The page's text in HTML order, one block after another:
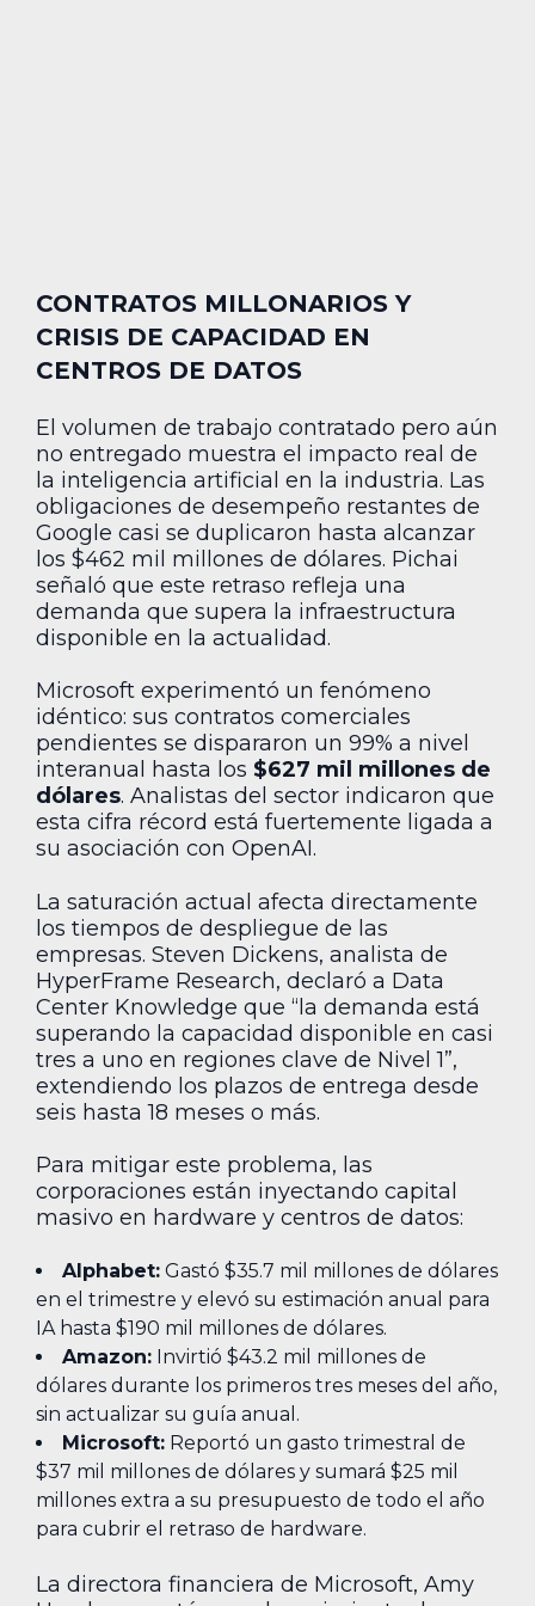
CONTRATOS MILLONARIOS Y
CRISIS DE CAPACIDAD EN
CENTROS DE DATOS
El volumen de trabajo contratado pero aún
no entregado muestra el impacto real de
la inteligencia artificial en la industria. Las
obligaciones de desempeño restantes de
Google casi se duplicaron hasta alcanzar
los $462 mil millones de dólares. Pichai
señaló que este retraso refleja una
demanda que supera la infraestructura
disponible en la actualidad.
Microsoft experimentó un fenómeno
idéntico: sus contratos comerciales
pendientes se dispararon un 99% a nivel
interanual hasta los $627 mil millones de
dólares. Analistas del sector indicaron que
esta cifra récord está fuertemente ligada a
su asociación con OpenAI.
La saturación actual afecta directamente
los tiempos de despliegue de las
empresas. Steven Dickens, analista de
HyperFrame Research, declaró a Data
Center Knowledge que “la demanda está
superando la capacidad disponible en casi
tres a uno en regiones clave de Nivel 1”,
extendiendo los plazos de entrega desde
seis hasta 18 meses o más.
Para mitigar este problema, las
corporaciones están inyectando capital
masivo en hardware y centros de datos:
Alphabet: Gastó $35.7 mil millones de dólares
en el trimestre y elevó su estimación anual para
IA hasta $190 mil millones de dólares.
Amazon: Invirtió $43.2 mil millones de
dólares durante los primeros tres meses del año,
sin actualizar su guía anual.
Microsoft: Reportó un gasto trimestral de
$37 mil millones de dólares y sumará $25 mil
millones extra a su presupuesto de todo el año
para cubrir el retraso de hardware.
La directora financiera de Microsoft, Amy